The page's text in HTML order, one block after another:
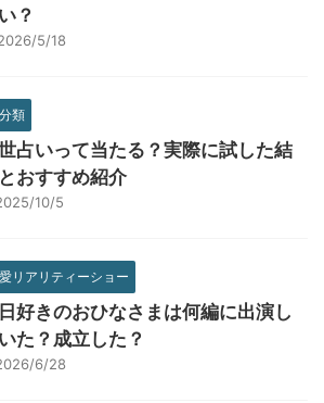
？
5/18
類
占いって当たる？実際に試した結
おすすめ紹介
10/5
リアリティーショー
好きのおひなさまは何編に出演し
た？成立した？
6/28